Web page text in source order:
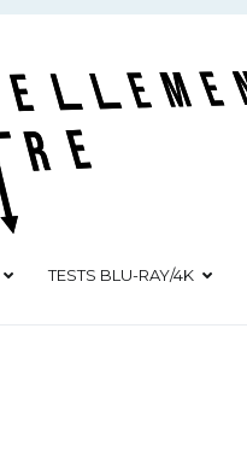
Culturellement Vôtre
TESTS BLU-RAY/4K